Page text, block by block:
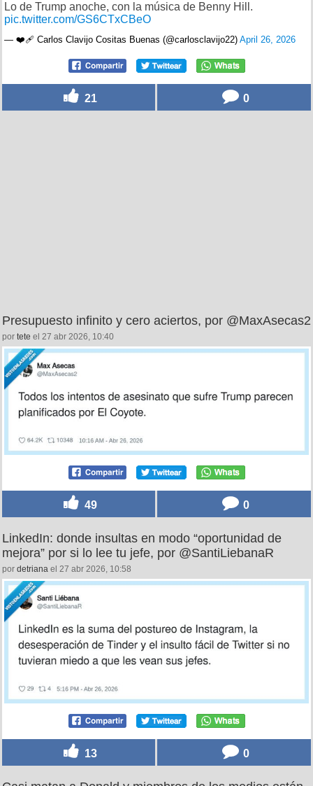
Lo de Trump anoche, con la música de Benny Hill.
pic.twitter.com/GS6CTxCBeO
— ❤️‍🩹 Carlos Clavijo Cositas Buenas (@carlosclavijo22) April 26, 2026
21 0
Presupuesto infinito y cero aciertos, por @MaxAsecas2
por tete el 27 abr 2026, 10:40
49 0
LinkedIn: donde insultas en modo “oportunidad de
mejora” por si lo lee tu jefe, por @SantiLiebanaR
por detriana el 27 abr 2026, 10:58
13 0